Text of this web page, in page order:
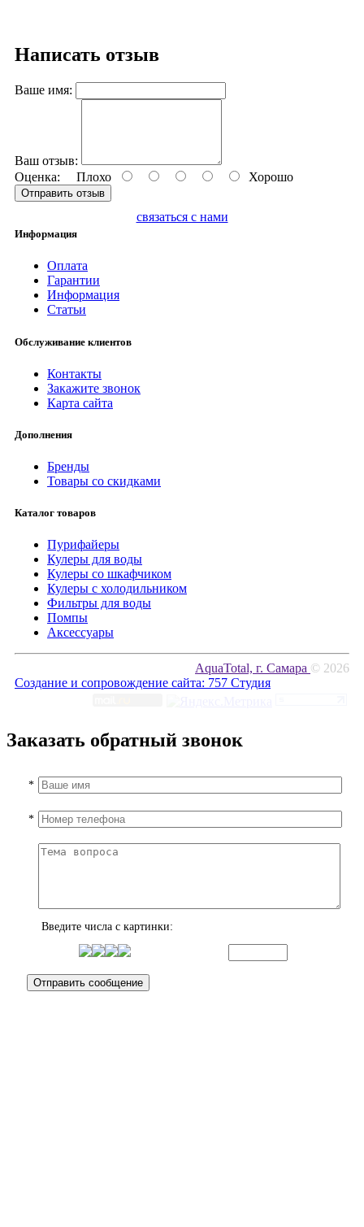
Написать отзыв
Ваше имя:
Ваш отзыв:
Оценка: Плохо Хорошо
Отправить отзыв
связаться с нами
Информация
Оплата
Гарантии
Информация
Статьи
Обслуживание клиентов
Контакты
Закажите звонок
Карта сайта
Дополнения
Бренды
Товары со скидками
Каталог товаров
Пурифайеры
Кулеры для воды
Кулеры со шкафчиком
Кулеры с холодильником
Фильтры для воды
Помпы
Аксессуары
AquaTotal, г. Самара © 2026
Создание и сопровождение сайта: 757 Студия
Заказать обратный звонок
*
*
Введите числа с картинки: